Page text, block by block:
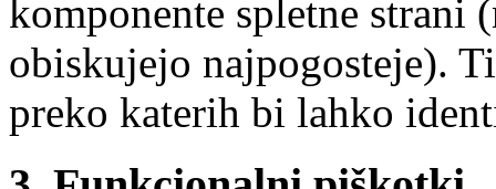
komponente spletne strani
obiskujejo najpogosteje).
preko katerih bi lahko